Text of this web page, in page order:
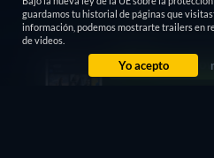
Jun 19, 2026
1 título
guardamos tu historial de páginas que
información, podemos mostrarte trailers en
de videos.
Yo acepto